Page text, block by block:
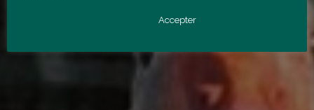
Accepter